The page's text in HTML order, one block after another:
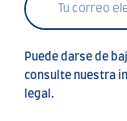
Puede darse de
consulte nuestra
legal.